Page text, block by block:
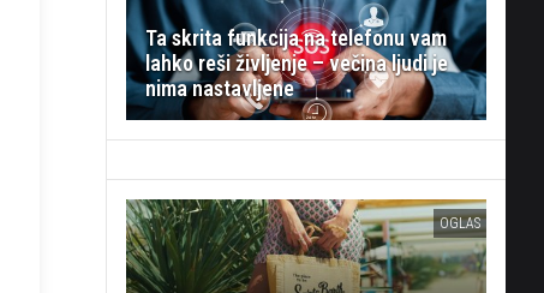
Ta skrita funkcija na telefonu vam
lahko reši življenje – večina ljudi je
nima nastavljene
OGLAS